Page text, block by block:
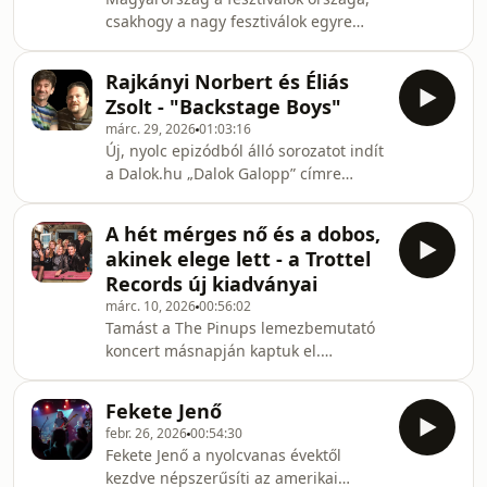
szcénáról, aminek a zenekar az egyik
hazai ékköve. Ezek a srácok nem csak
nosztalgiáznak – megingathatatlanul,
szinte fanatikus elszántsággal idézik
fel a gothic rock hősk
csakhogy a nagy fesztiválok egyre
fiatal zenész eldöntötte, hogy
maguknak és barátaiknak csinálnak
fesztivált. Elhívtak haveri zenekarokat,
kibéreltek egy kempinget, és a
fő céljuk nem a zsíros szponzorok
szerzése, hanem az, hogy barátaik
jöjjenek el és vegyenek jegyet. A
fiatalok zenéjét
fiatalok játsszák el, fiatalok szerve
Rajkányi Norbert és Éliás
Zsolt - "Backstage Boys"
márc. 29, 202601:03:16
Új, nyolc epizódból álló sorozatot indít
a Dalok.hu „Dalok Galopp” címre
interjú készítést követően, most egy
rendkívül izgalmas, és igencsak
aktuális témát boncolgatunk műsorról
– műsorra, mely: &quot;A
Mesterséges Intelligencia találkozása
a &quot;mesterség nélküli
&quot;intelligenciával&quot; címet
kapta. Első epizódunkban a
A hét mérges nő és a dobos,
akinek elege lett - a Trottel
Records új kiadványai
márc. 10, 202600:56:02
Tamást a The Pinups lemezbemutató
koncert másnapján kaptuk el.
bírok végignézni, de ebből néztem
volna még másfél órát.&quot;Tamás a
Nőnapon bemutatott The Pinups
Fekete Jenő
febr. 26, 202600:54:30
Fekete Jenő a nyolcvanas évektől
kezdve népszerűsíti az amerikai